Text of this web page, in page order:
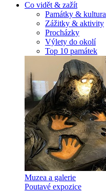
Co vidět & zažít
Památky & kultura
Zážitky & aktivity
Procházky
Výlety do okolí
Top 10 památek
Muzea a galerie
Poutavé expozice